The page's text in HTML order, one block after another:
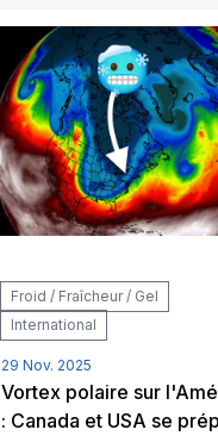
Froid / Fraîcheur / Gel
International
29 Nov. 2025
Vortex polaire sur
: Canada et USA se